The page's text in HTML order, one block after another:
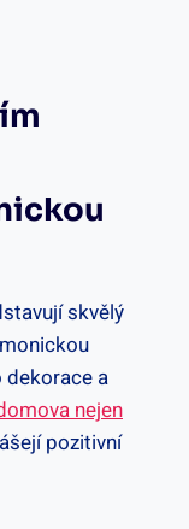
skvělý
dekorace a
nejen
pozitivní